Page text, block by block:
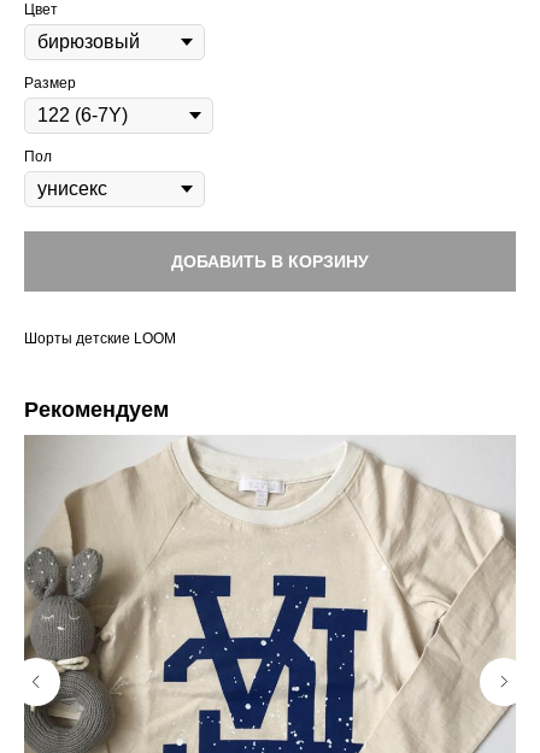
Цвет
Размер
Пол
ДОБАВИТЬ В КОРЗИНУ
Шорты детские LOOM
Рекомендуем